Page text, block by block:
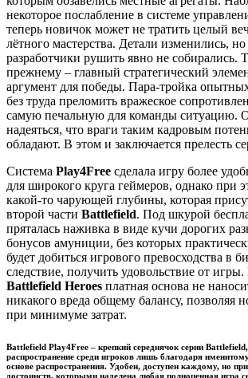
некоторое послабление в системе
теперь новичок может не тратить целый
лётного мастерства. Детали изменились,
разработчики рушить явно не собирались.
прежнему – главный стратегический
аргумент для победы. Пара-тройка
без труда преломить вражеское
самую печальную для команды ситуацию.
надеяться, что враги таким кадровым
обладают. В этом и заключается прелесть
Система Play4Free сделала игру более
для широкого круга геймеров, однако при
какой-то чарующей глубины, которая
второй части Battlefield. Под шкурой
пряталась наживка в виде кучи дорогих
бонусов амуниции, без которых
будет добиться игрового превосходства в
следствие, получить удовольствие от
Battlefield Heroes платная основа не
никакого вреда общему балансу, позволяя
при минимуме затрат.
Battlefield Play4Free – крепкий середнячок серии Battlefield
распространение среди игроков лишь благодаря
основе распространения. Удобен, доступен каждому, но
достоинств, которыми наделена любая полноценная игра